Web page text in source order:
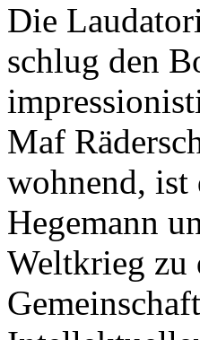
Die
schlug den
Maf
wohnend, ist
Hegemann
Weltkrieg zu